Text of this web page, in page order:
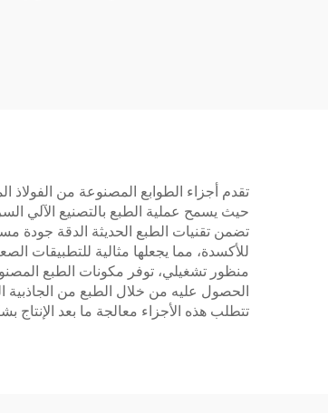
تقدم أجزاء الطوابع المصنوعة من الفولاذ
حيث يسمح عملية الطبع بالتصنيع الآلي
تضمن تقنيات الطبع الحديثة الدقة جودة
للأكسدة، مما يجعلها مثالية للتطبيقات
منظور تشغيلي، توفر مكونات الطبع
الحصول عليه من خلال الطبع من الجاذبية
تتطلب هذه الأجزاء معالجة ما بعد